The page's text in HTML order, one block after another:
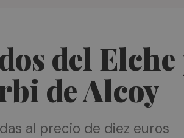
del Elche
de Alcoy
al precio de diez euros